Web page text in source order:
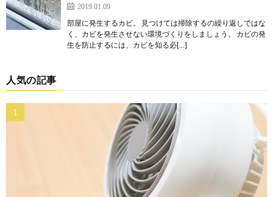
2019.01.09
部屋に発生するカビ。 見つけては掃除するの繰り返しではな
く、カビを発生させない環境づくりをしましょう。 カビの発
生を防止するには、カビを知る必[…]
人気の記事